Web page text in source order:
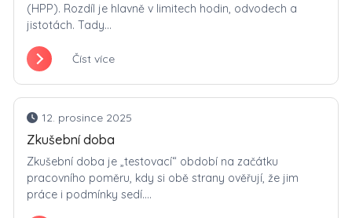
(HPP). Rozdíl je hlavně v limitech hodin, odvodech a
jistotách. Tady...
Číst více
12. prosince 2025
Zkušební doba
Zkušební doba je „testovací“ období na začátku
pracovního poměru, kdy si obě strany ověřují, že jim
práce i podmínky sedí....